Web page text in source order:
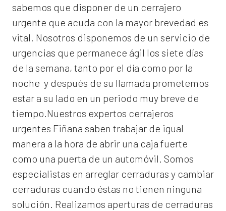
sabemos que disponer de un cerrajero
urgente que acuda con la mayor brevedad es
vital. Nosotros disponemos de un servicio de
urgencias que permanece ágil los siete días
de la semana, tanto por el día como por la
noche y después de su llamada prometemos
estar a su lado en un periodo muy breve de
tiempo.Nuestros expertos cerrajeros
urgentes Fiñana saben trabajar de igual
manera a la hora de abrir una caja fuerte
como una puerta de un automóvil. Somos
especialistas en arreglar cerraduras y cambiar
cerraduras cuando éstas no tienen ninguna
solución. Realizamos aperturas de cerraduras